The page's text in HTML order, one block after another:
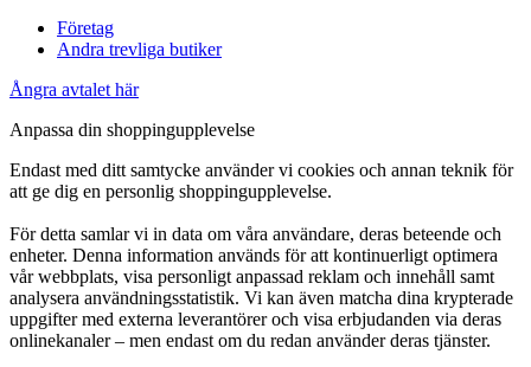
Företag
Andra trevliga butiker
Ångra avtalet här
Anpassa din shoppingupplevelse
Endast med ditt samtycke använder vi cookies och annan teknik för
att ge dig en personlig shoppingupplevelse.
För detta samlar vi in data om våra användare, deras beteende och
enheter. Denna information används för att kontinuerligt optimera
vår webbplats, visa personligt anpassad reklam och innehåll samt
analysera användningsstatistik. Vi kan även matcha dina krypterade
uppgifter med externa leverantörer och visa erbjudanden via deras
onlinekanaler – men endast om du redan använder deras tjänster.